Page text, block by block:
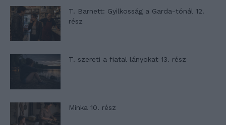
T. Barnett: Gyilkosság a Garda-tónál 12.
rész
T. szereti a fiatal lányokat 13. rész
Minka 10. rész